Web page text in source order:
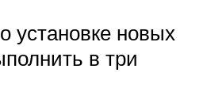
установке новых
в три